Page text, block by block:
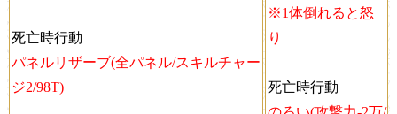
死亡時行動
パネルリザーブ(全パネル/スキルチャー
ジ2/98T)
※1体倒れると怒
り
死亡時行動